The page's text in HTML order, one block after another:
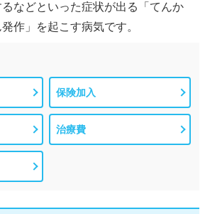
るなどといった症状が出る「てんか
発作」を起こす病気です。
保険加入
治療費